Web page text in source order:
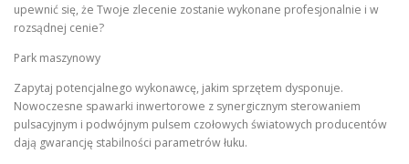
upewnić się, że Twoje zlecenie zostanie wykonane profesjonalnie i w
rozsądnej cenie?
Park maszynowy
Zapytaj potencjalnego wykonawcę, jakim sprzętem dysponuje.
Nowoczesne spawarki inwertorowe z synergicznym sterowaniem
pulsacyjnym i podwójnym pulsem czołowych światowych producentów
dają gwarancję stabilności parametrów łuku.